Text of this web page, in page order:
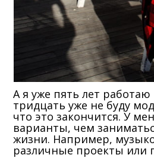
А я уже пять лет
тридцать уже не буду
что это закончится. У
варианты, чем
жизни. Например,
различные проекты или